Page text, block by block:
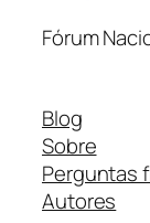
Fórum
Blog
Sobre
Perguntas
Autores